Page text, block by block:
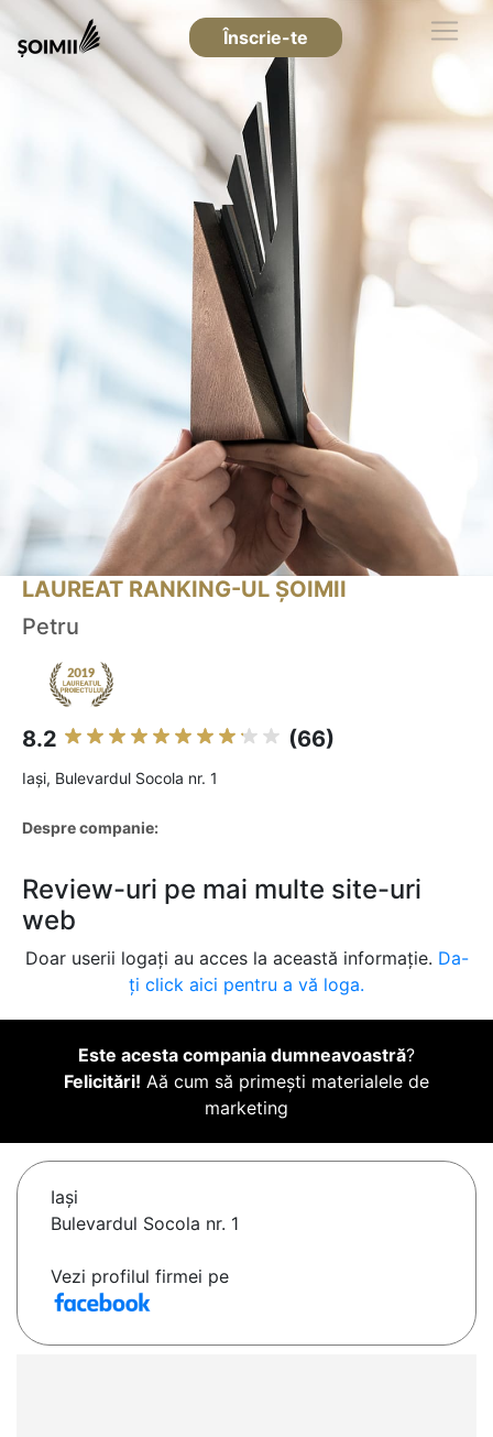
Înscrie-te
LAUREAT RANKING-UL ȘOIMII
Petru
8.2 (66)
Iaşi, Bulevardul Socola nr. 1
Despre companie:
Review-uri pe mai multe site-uri
web
Doar userii logați au acces la această informație. Da-
ți click aici pentru a vă loga.
Este acesta compania dumneavoastră?
Felicitări! Aă cum să primești materialele de
marketing
Iaşi
Bulevardul Socola nr. 1
Vezi profilul firmei pe